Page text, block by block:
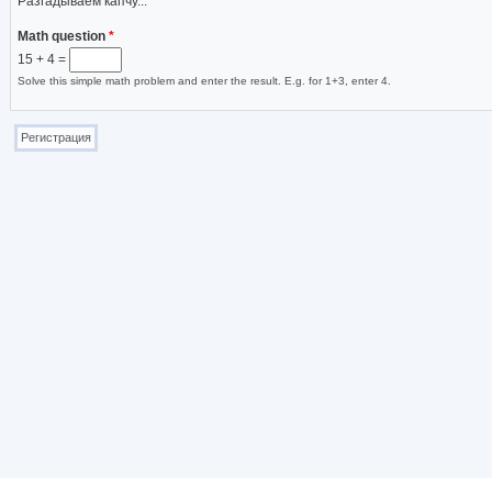
Math question *
15 + 4 =
Solve this simple math problem and enter the result. E.g. for 1+3, enter 4.